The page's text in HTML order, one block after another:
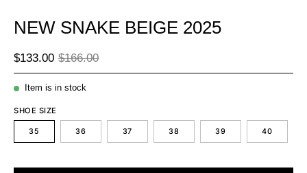
NEW SNAKE BEIGE 2025
$133.00 $166.00
Item is in stock
SHOE SIZE
35 36 37 38 39 40